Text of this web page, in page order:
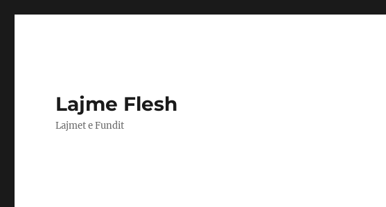
Lajme Flesh
Lajmet e Fundit